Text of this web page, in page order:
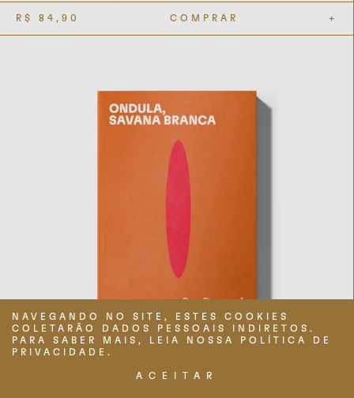
R$ 84,90 COMPRAR +
NAVEGANDO NO SITE, ESTES COOKIES
COLETARÃO DADOS PESSOAIS INDIRETOS.
PARA SABER MAIS, LEIA NOSSA POLÍTICA DE
PRIVACIDADE.
ACEITAR